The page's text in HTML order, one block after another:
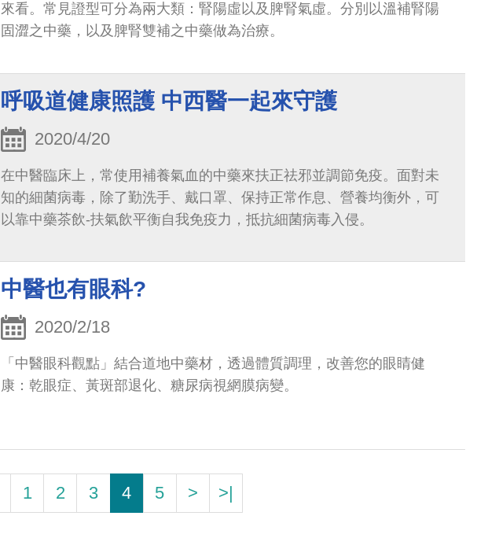
來看。常見證型可分為兩大類：腎陽虛以及脾腎氣虛。分別以溫補腎陽
固澀之中藥，以及脾腎雙補之中藥做為治療。
呼吸道健康照護 中西醫一起來守護
2020/4/20
在中醫臨床上，常使用補養氣血的中藥來扶正祛邪並調節免疫。面對未
知的細菌病毒，除了勤洗手、戴口罩、保持正常作息、營養均衡外，可
以靠中藥茶飲-扶氣飲平衡自我免疫力，抵抗細菌病毒入侵。
中醫也有眼科?
2020/2/18
「中醫眼科觀點」結合道地中藥材，透過體質調理，改善您的眼睛健
康：乾眼症、黃斑部退化、糖尿病視網膜病變。
1 2 3 4 5 > >|